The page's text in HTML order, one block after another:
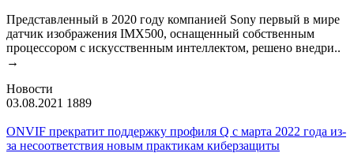
Представленный в 2020 году компанией Sony первый в мире
датчик изображения IMX500, оснащенный собственным
процессором с искусственным интеллектом, решено внедри..
→
Новости
03.08.2021 1889
ONVIF прекратит поддержку профиля Q с марта 2022 года из-
за несоответствия новым практикам киберзащиты